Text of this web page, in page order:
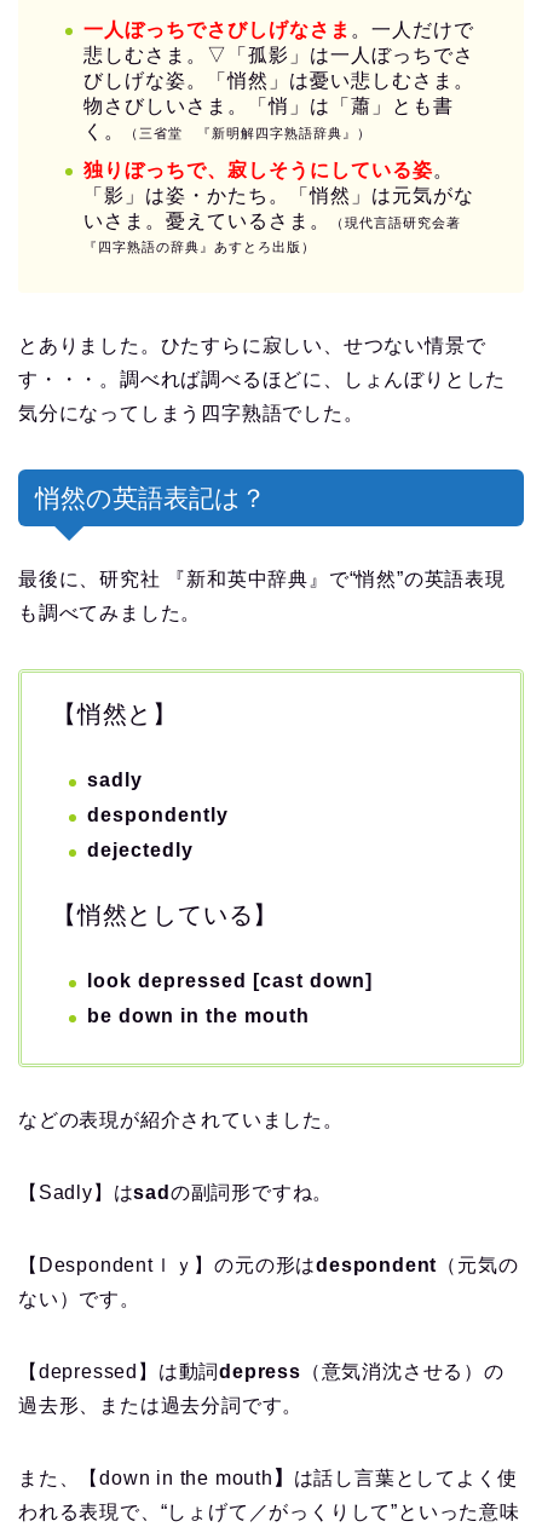
一人ぼっちでさびしげなさま 。一人だけで
悲しむさま。▽「孤影」は一人ぼっちでさ
びしげな姿。「悄然」は憂い悲しむさま。
物さびしいさま。「悄」は「蕭」とも書
く。
（三省堂 『新明解四字熟語辞典』）
独りぼっちで、寂しそうにしている姿。
「影」は姿・かたち。「悄然」は元気がな
いさま。憂えているさま。
（現代言語研究会著
『四字熟語の辞典』あすとろ出版）
とありました。ひたすらに寂しい、せつない情景で
す・・・。調べれば調べるほどに、しょんぼりとした
気分になってしまう四字熟語でした。
悄然の英語表記は？
最後に、研究社 『新和英中辞典』で“悄然”の英語表現
も調べてみました。
【悄然と】
sadly
despondently
dejectedly
【悄然としている】
look depressed [cast down]
be down in the mouth
などの表現が紹介されていました。
【Sadly】はsad の副詞形ですね。
【Despondentｌｙ】の元の形はdespondent （元気の
ない）です。
【depressed】は動詞depress （意気消沈させる）の
過去形、または過去分詞です。
また、【down in the mouth 】 は話し言葉としてよく使
われる表現で、“しょげて／がっくりして”といった意味